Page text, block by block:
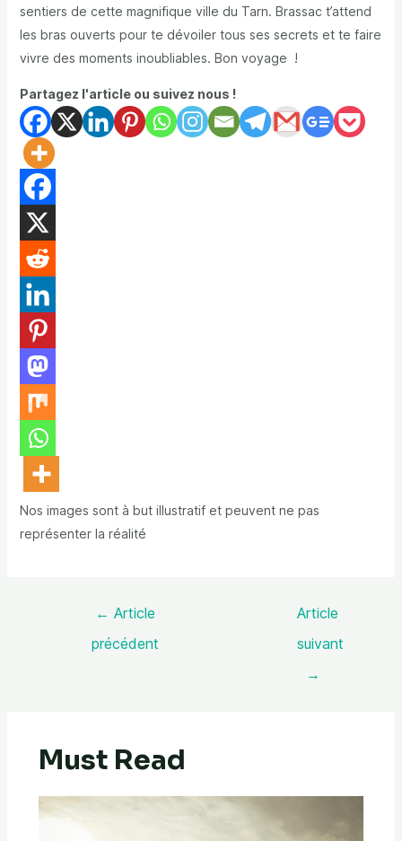
sentiers de cette magnifique ville du Tarn. Brassac t’attend
les bras ouverts pour te dévoiler tous ses secrets et te faire
vivre des moments inoubliables. Bon voyage !
Partagez l'article ou suivez nous !
Nos images sont à but illustratif et peuvent ne pas
représenter la réalité
← Article
précédent
Article
suivant
→
Must Read